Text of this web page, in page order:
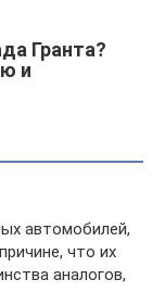
Гранта?
и
автомобилей,
что их
аналогов,